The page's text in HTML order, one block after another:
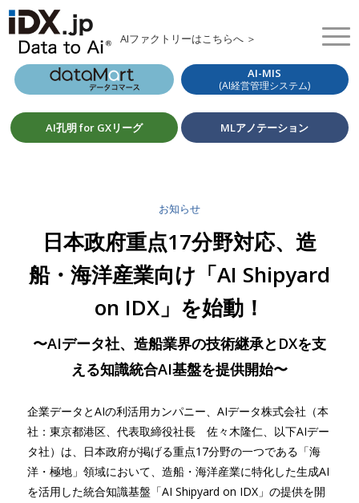
AIファクトリーはこちらへ ＞
AI-MIS
(AI経営管理システム)
AI孔明 for GXリーグ MLアノテーション
お知らせ
日本政府重点17分野対応、造
船・海洋産業向け「AI Shipyard
on IDX」を始動！
〜AIデータ社、造船業界の技術継承とDXを支
える知識統合AI基盤を提供開始〜
企業データとAIの利活用カンパニー、AIデータ株式会社（本
社：東京都港区、代表取締役社長 佐々木隆仁、以下AIデー
タ社）は、日本政府が掲げる重点17分野の一つである「海
洋・極地」領域において、造船・海洋産業に特化した生成AI
を活用した統合知識基盤「AI Shipyard on IDX」の提供を開